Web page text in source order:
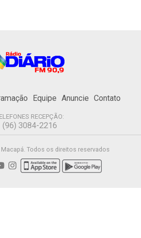
Equipe Anuncie Contato
RECEPÇÃO:
(96) 3084-2216
Todos os direitos reservados